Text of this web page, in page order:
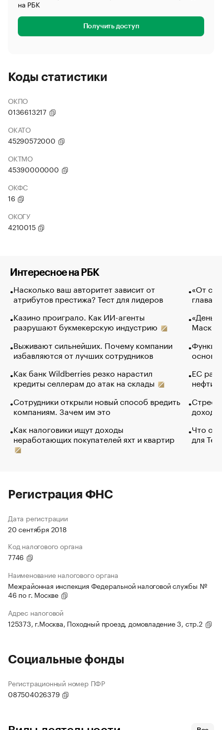
на РБК
Получить доступ
Коды статистики
ОКПО
0136613217
ОКАТО
45290572000
ОКТМО
45390000000
ОКФС
16
ОКОГУ
4210015
Интересное на РБК
Насколько ваш авторитет зависит от
атрибутов престижа? Тест для лидеров
Казино проиграло. Как ИИ-агенты
разрушают букмекерскую индустрию
Выживают сильнейших. Почему компании
избавляются от лучших сотрудников
Как банк Wildberries резко нарастил
кредиты селлерам до атак на склады
Сотрудники открыли новый способ вредить
компаниям. Зачем им это
Как налоговики ищут доходы
неработающих покупателей яхт и квартир
«От
глава
Маск в
основ
ЕС
нефти
Что
для
Регистрация ФНС
Дата регистрации
20 сентября 2018
Код налогового органа
7746
Наименование налогового органа
Межрайонная инспекция Федеральной налоговой службы №
46 по г. Москве
Адрес налоговой
125373, г.Москва, Походный проезд, домовладение 3, стр.2
Социальные фонды
Регистрационный номер ПФР
087504026379